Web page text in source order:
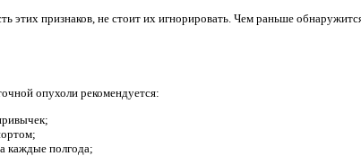
этих признаков, не стоит их игнорировать. Чем раньше
опухоли рекомендуется:
каждые полгода;